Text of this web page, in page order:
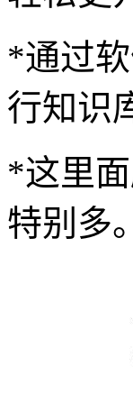
*通过
行知识
*这里
特别多。